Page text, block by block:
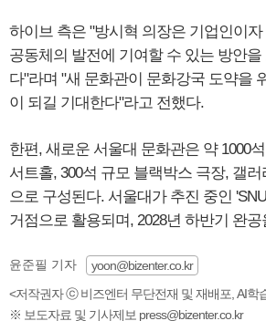
하이브 측은 "방시혁 의장은 기업인이
공동체의 발전에 기여할 수 있는 방안
다"라며 "새 문화관이 문화강국 도약을
이 되길 기대한다"라고 전했다.
한편, 새로운 서울대 문화관은 약 1000
서트홀, 300석 규모 블랙박스 극장, 갤
으로 구성된다. 서울대가 추진 중인
거점으로 활용되며, 2028년 하반기 완
윤준필 기자
yoon@bizenter.co.kr
<저작권자 ⓒ 비즈엔터 무단전재 및 재배포, AI학
※ 보도자료 및 기사제보 press@bizenter.co.kr